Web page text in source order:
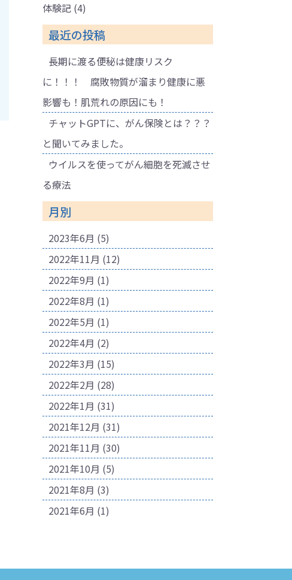
体験記 (4)
最近の投稿
長期に渡る便秘は健康リスク
に！！！ 腐敗物質が溜まり健康に悪
影響も！肌荒れの原因にも！
チャットGPTに、がん保険とは？？？
と聞いてみました。
ウイルスを使ってがん細胞を死滅させ
る療法
月別
2023年6月 (5)
2022年11月 (12)
2022年9月 (1)
2022年8月 (1)
2022年5月 (1)
2022年4月 (2)
2022年3月 (15)
2022年2月 (28)
2022年1月 (31)
2021年12月 (31)
2021年11月 (30)
2021年10月 (5)
2021年8月 (3)
2021年6月 (1)